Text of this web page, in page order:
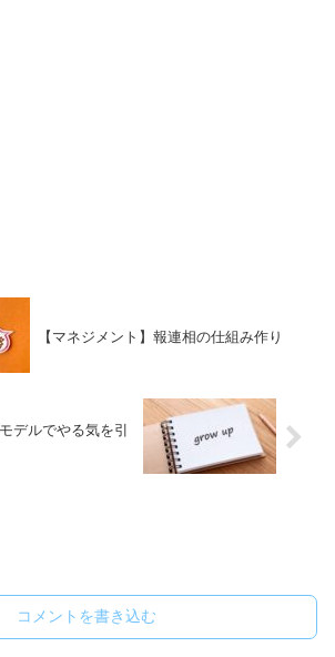
【マネジメント】報連相の仕組み作り
デルでやる気を引
コメントを書き込む